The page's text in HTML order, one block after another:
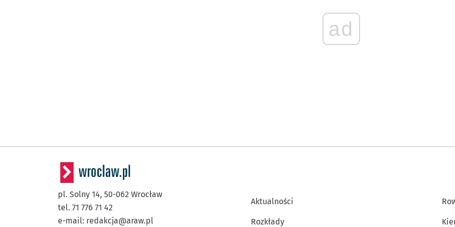
ad
pl. Solny 14, 50-062 Wrocław
tel. 71 776 71 42
e-mail: redakcja@araw.pl
Aktualności
Rozkłady